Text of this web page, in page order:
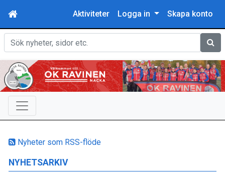
Aktiviteter Logga in Skapa konto
Sök
Nyheter som RSS-flöde
NYHETSARKIV